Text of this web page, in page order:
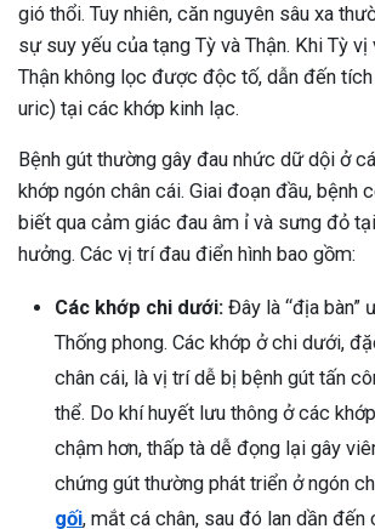
Sau Sinh Có Tự Khỏi
Thông Tin Cần Biết
sau sinh là tình trạng viêm da
phổ biến, khiến đôi bàn tay,
của chị em trở nên khô...
gió thổi. Tuy nhiên, căn nguyên sâu xa
sự suy yếu của tạng Tỳ và Thận. Khi Tỳ vị
Thận không lọc được độc tố, dẫn đến tích
uric) tại các khớp kinh lạc.
Bệnh gút thường gây đau nhức dữ dội ở
khớp ngón chân cái. Giai đoạn đầu, bệnh
biết qua cảm giác đau âm ỉ và sưng đỏ
hưởng. Các vị trí đau điển hình bao gồm:
Các khớp chi dưới: Đây là “địa bàn”
Thống phong. Các khớp ở chi dưới,
chân cái, là vị trí dễ bị bệnh gút tấn
thể. Do khí huyết lưu thông ở các
chậm hơn, thấp tà dễ đọng lại gây
chứng gút thường phát triển ở ngón
gối, mắt cá chân, sau đó lan dần đến